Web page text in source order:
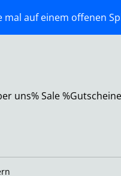
mal auf einem offenen
uns% Sale %Gutscheine